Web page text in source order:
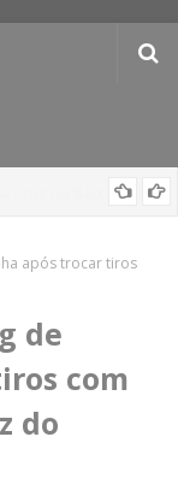
após trocar tiros
de
com
do